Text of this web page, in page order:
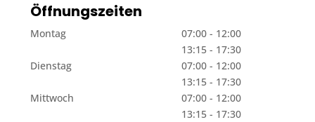
Öffnungszeiten
Montag
07:00 - 12:00
13:15 - 17:30
Dienstag
07:00 - 12:00
13:15 - 17:30
Mittwoch
07:00 - 12:00
13:15 - 17:30